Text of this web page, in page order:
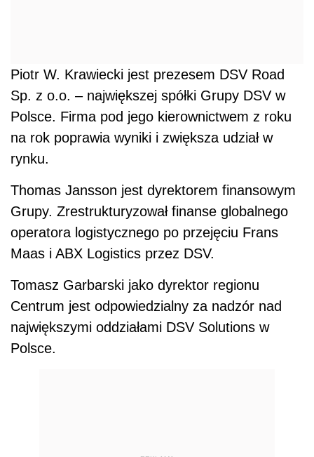
Piotr W. Krawiecki jest prezesem DSV Road
Sp. z o.o. – największej spółki Grupy DSV w
Polsce. Firma pod jego kierownictwem z roku
na rok poprawia wyniki i zwiększa udział w
rynku.
Thomas Jansson jest dyrektorem finansowym
Grupy. Zrestrukturyzował finanse globalnego
operatora logistycznego po przejęciu Frans
Maas i ABX Logistics przez DSV.
Tomasz Garbarski jako dyrektor regionu
Centrum jest odpowiedzialny za nadzór nad
największymi oddziałami DSV Solutions w
Polsce.